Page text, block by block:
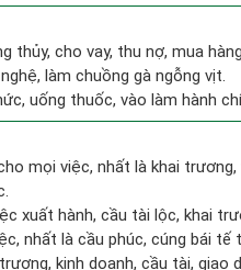
thủy, cho vay, thu nợ, mua
làm chuồng gà ngỗng vịt.
uống thuốc, vào làm hành
mọi việc, nhất là khai
xuất hành, cầu tài lộc, khai
nhất là cầu phúc, cúng bái tế
kinh doanh, cầu tài, giao